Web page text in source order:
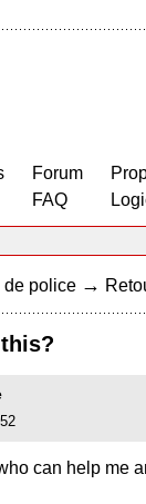
Forum
FAQ
de police →
can help me